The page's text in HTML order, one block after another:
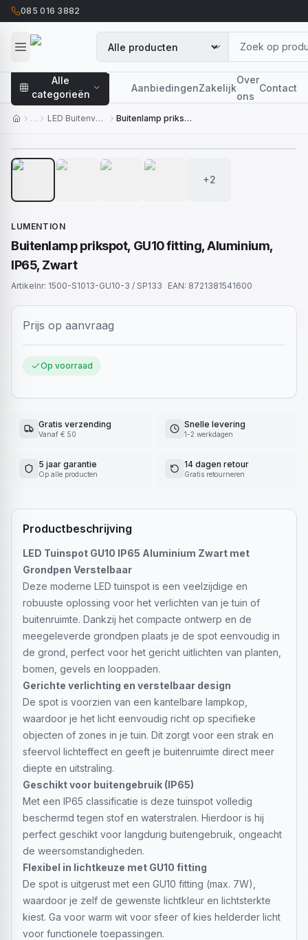
085 016 3882
Alle
categorieën
AanbiedingenZakelijk
Over
ons
Contact
… LED Buitenverlichting
Buitenlamp prikspot, GU10 fitting, Aluminium, IP65, Zwart
+2
LUMENTION
Buitenlamp prikspot, GU10 fitting, Aluminium,
IP65, Zwart
Artikelnr: 1500-S1013-GU10-3 / SP133 EAN: 8721381541600
Prijs op aanvraag
Op voorraad
Gratis verzending
Vanaf € 50
Snelle levering
1-2 werkdagen
5 jaar garantie
Op alle producten
14 dagen retour
Gratis retourneren
Productbeschrijving
LED Tuinspot GU10 IP65 Aluminium Zwart met
Grondpen Verstelbaar
Deze moderne LED tuinspot is een veelzijdige en
robuuste oplossing voor het verlichten van je tuin of
buitenruimte. Dankzij het compacte ontwerp en de
meegeleverde grondpen plaats je de spot eenvoudig in
de grond, perfect voor het gericht uitlichten van planten,
bomen, gevels en looppaden.
Gerichte verlichting en verstelbaar design
De spot is voorzien van een kantelbare lampkop,
waardoor je het licht eenvoudig richt op specifieke
objecten of zones in je tuin. Dit zorgt voor een strak en
sfeervol lichteffect en geeft je buitenruimte direct meer
diepte en uitstraling.
Geschikt voor buitengebruik (IP65)
Met een IP65 classificatie is deze tuinspot volledig
beschermd tegen stof en waterstralen. Hierdoor is hij
perfect geschikt voor langdurig buitengebruik, ongeacht
de weersomstandigheden.
Flexibel in lichtkeuze met GU10 fitting
De spot is uitgerust met een GU10 fitting (max. 7W),
waardoor je zelf de gewenste lichtkleur en lichtsterkte
kiest. Ga voor warm wit voor sfeer of kies helderder licht
voor functionele toepassingen.